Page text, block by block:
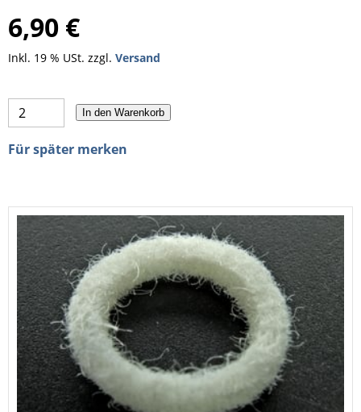
6,90 €
Inkl. 19 % USt. zzgl. Versand
In den Warenkorb
Für später merken